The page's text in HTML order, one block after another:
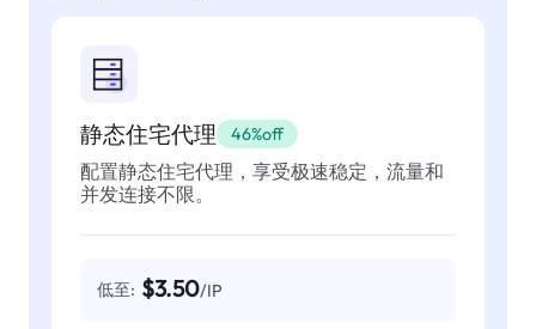
静态住宅代理 46%off
配置静态住宅代理，享受极速稳定，流量和
并发连接不限。
低至: $3.50/IP